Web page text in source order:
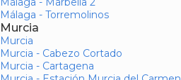
Málaga - Torremolinos
Murcia
Murcia
Murcia - Cabezo Cortado
Murcia - Cartagena